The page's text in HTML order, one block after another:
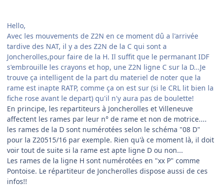
Hello,
Avec les mouvements de Z2N en ce moment dû a l'arrivée
tardive des NAT, il y a des Z2N de la C qui sont a
Joncherolles,pour faire de la H. Il suffit que le permanant IDF
s'embrouille les crayons et hop, une Z2N ligne C sur la D...Je
trouve ça intelligent de la part du materiel de noter que la
rame est inapte RATP, comme ça on est sur (si le CRL lit bien la
fiche rose avant le depart) qu'il n'y aura pas de boulette!
En principe, les repartiteurs à Joncherolles et Villeneuve
affectent les rames par leur n° de rame et non de motrice....
les rames de la D sont numérotées selon le schéma "08 D"
pour la Z20515/16 par exemple. Rien qu'à ce moment là, il doit
voir tout de suite si la rame est apte ligne D ou non...
Les rames de la ligne H sont numérotées en "xx P" comme
Pontoise. Le répartiteur de Joncherolles dispose aussi de ces
infos!!